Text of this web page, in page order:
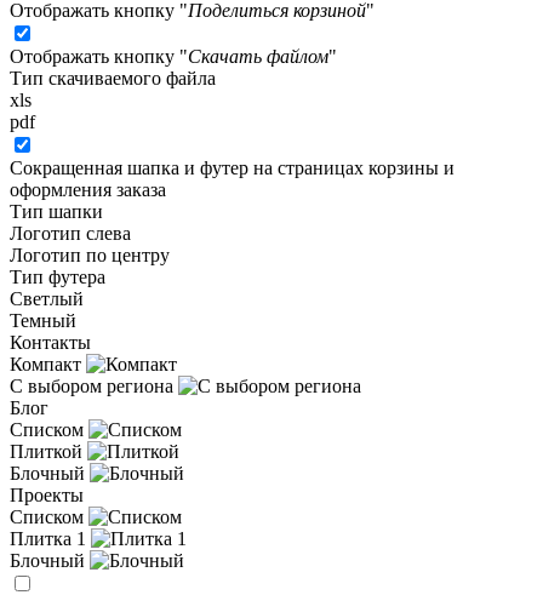
Отображать кнопку "Поделиться корзиной"
Отображать кнопку "Скачать файлом"
Тип скачиваемого файла
xls
pdf
Сокращенная шапка и футер на страницах корзины и
оформления заказа
Тип шапки
Логотип слева
Логотип по центру
Тип футера
Светлый
Темный
Контакты
Компакт
С выбором региона
Блог
Списком
Плиткой
Блочный
Проекты
Списком
Плитка 1
Блочный